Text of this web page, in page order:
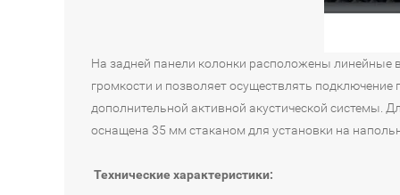
На задней панели колонки расположены линейные
громкости и позволяет осуществлять
дополнительной активной акустической системы.
оснащена 35 мм стаканом для установки на
Технические характеристики: